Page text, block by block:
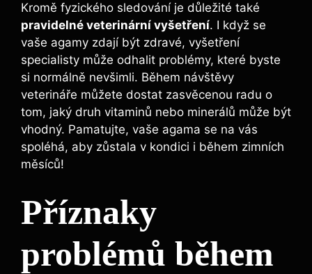
Kromě fyzického sledování je důležité také
pravidelné veterinární vyšetření. I když se
vaše agamy zdají být zdravé, vyšetření
specialisty může odhalit problémy, které byste
si normálně nevšimli. Během návštěvy
veterináře můžete dostat zasvěcenou radu o
tom, jaký druh vitaminů nebo minerálů může být
vhodný. Pamatujte, vaše agama se na vás
spoléhá, aby zůstala v kondici i během zimních
měsíců!
Příznaky
problémů během